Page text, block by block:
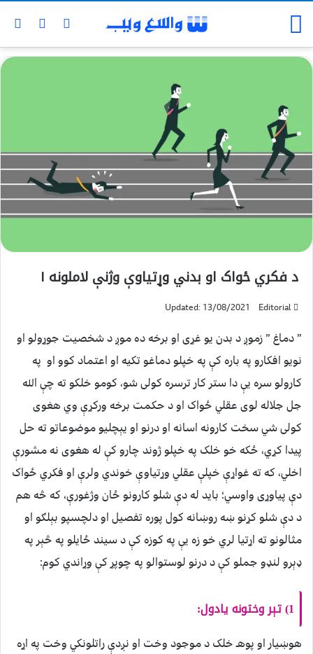
د فکري ځواک او بدني وړتیاوې وژنې لاملونه ۱
Editorial
Updated: 13/08/2021
” دماغ ” زموږ د بدن یو غړی او برخه ده موږ د شخصیت جوړولو او
نویو افکارو په باره کې په خپلو دماغو تکیه او اعتماد کوو او په
کارولو سره يې دا ستر کار ترسره کولی شو، کومو خلکو ته چې الله
جل جلاله لوی عقلي ځواک او د حکمت برخه ورکړې وي هغوی
کولی شي سخت کارونه اسانه او درنو او يېچلیو موضوعاتو ته حل
پیدا کړي، ځکه خو خلک په خپلو ژوند چارو کې له هغوی نه مشورې
اخلي، که ته غواړې خپلې عقلي وړتیاوې خوندي ولرې او فکري ځواک
دې پیاوړی واوسي؛ باید له دې شلو کارونو ځان وژغورې، که څه هم
د دې شلو کړنو ښه روښانه کول پوره تفصیل او دلچسپو بېلګو او
مثالونو ته اړتیا لري خو زه یې په کوزه کې د سیند ځایلو په څېر په
ډېرو لنډو جملو کې د درنو لوستوالو په چوپړ کې وړاندي کوم:
1) تېر وختونه یادول:
هوښیار او پوهـ خلک د موجود وخت او نږدې راتلونکي وخت په اړه